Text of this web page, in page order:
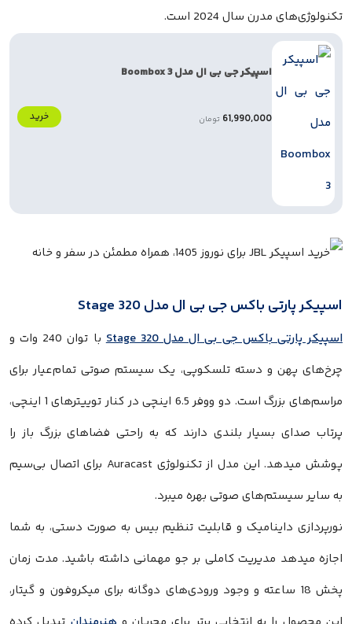
تکنولوژی‌های مدرن سال 2024 است.
اسپیکر جی بی ال مدل Boombox 3
61,990,000 تومان خرید
اسپیکر پارتی باکس جی بی ال مدل Stage 320
اسپیکر پارتی باکس جی بی ال مدل Stage 320
با توان 240 وات و
چرخ‌های پهن و دسته تلسکوپی، یک سیستم صوتی تمام‌عیار برای
مراسم‌های بزرگ است. دو ووفر 6.5 اینچی در کنار توییترهای 1 اینچی،
پرتاب صدای بسیار بلندی دارند که به راحتی فضاهای بزرگ باز را
پوشش میدهد. این مدل از تکنولوژی Auracast برای اتصال بی‌سیم
به سایر سیستم‌های صوتی بهره میبرد.
نورپردازی داینامیک و قابلیت تنظیم بیس به صورت دستی، به شما
اجازه میدهد مدیریت کاملی بر جو مهمانی داشته باشید. مدت زمان
پخش 18 ساعته و وجود ورودی‌های دوگانه برای میکروفون و گیتار،